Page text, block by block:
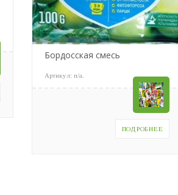
Бордосская смесь
Артикул:n/a
ПОДРОБНЕЕ